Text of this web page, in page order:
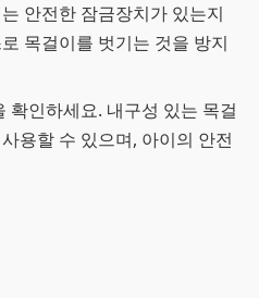
안전한 잠금장치가 있는지
목걸이를 벗기는 것을 방지
확인하세요. 내구성 있는 목걸
용할 수 있으며, 아이의 안전